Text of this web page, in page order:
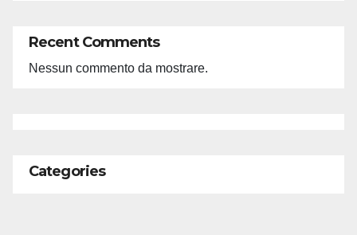
Recent Comments
Nessun commento da mostrare.
Categories